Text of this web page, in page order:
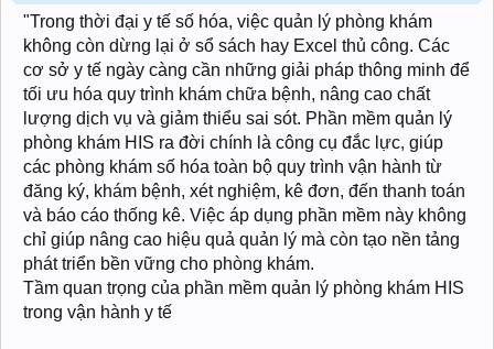
"Trong thời đại y tế số hóa, việc quản lý phòng khám
không còn dừng lại ở sổ sách hay Excel thủ công. Các
cơ sở y tế ngày càng cần những giải pháp thông minh để
tối ưu hóa quy trình khám chữa bệnh, nâng cao chất
lượng dịch vụ và giảm thiểu sai sót. Phần mềm quản lý
phòng khám HIS ra đời chính là công cụ đắc lực, giúp
các phòng khám số hóa toàn bộ quy trình vận hành từ
đăng ký, khám bệnh, xét nghiệm, kê đơn, đến thanh toán
và báo cáo thống kê. Việc áp dụng phần mềm này không
chỉ giúp nâng cao hiệu quả quản lý mà còn tạo nền tảng
phát triển bền vững cho phòng khám.
Tầm quan trọng của phần mềm quản lý phòng khám HIS
trong vận hành y tế